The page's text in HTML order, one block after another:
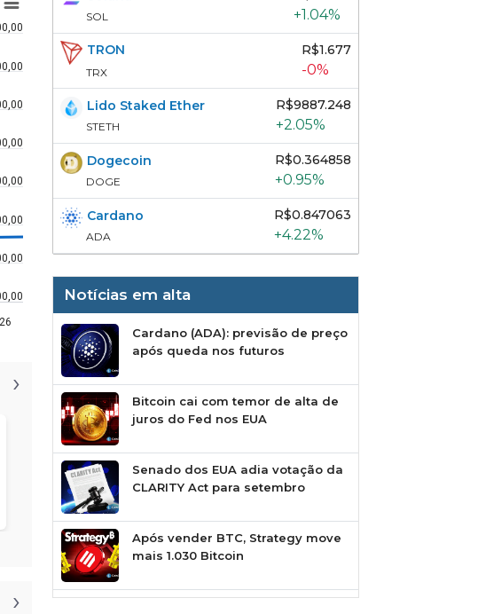
BNB
BNB
R$2946.865
+1.02%
XRP
R$5.614
›
›
SOL +1.04%
TRON
TRX
R$1.677
-0%
Lido Staked Ether
STETH
R$9887.248
+2.05%
Dogecoin
DOGE
R$0.364858
+0.95%
Cardano
ADA
R$0.847063
+4.22%
Notícias em alta
Cardano (ADA): previsão de preço
após queda nos futuros
Bitcoin cai com temor de alta de
juros do Fed nos EUA
Senado dos EUA adia votação da
CLARITY Act para setembro
Após vender BTC, Strategy move
mais 1.030 Bitcoin